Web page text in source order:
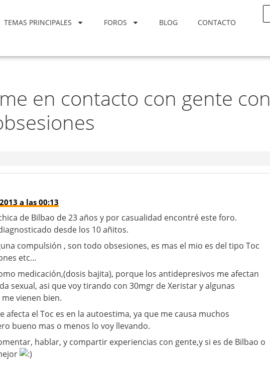
TEMAS PRINCIPALES FOROS BLOG CONTACTO
en contacto con gente con
a las 00:13
de Bilbao de 23 años y por casualidad encontré este foro.
desde los 10 añitos.
compulsión , son todo obsesiones, es mas el mio es del tipo Toc
etc…
medicación,(dosis bajita), porque los antidepresivos me afectan
sexual, asi que voy tirando con 30mgr de Xeristar y algunas
vienen bien.
afecta el Toc es en la autoestima, ya que me causa muchos
bueno mas o menos lo voy llevando.
hablar, y compartir experiencias con gente,y si es de Bilbao o